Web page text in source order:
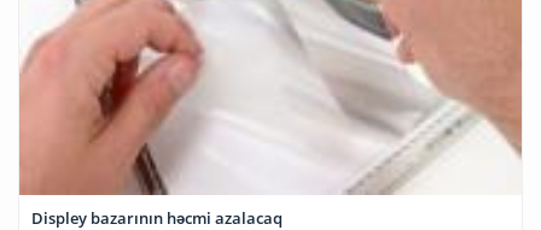
Displey bazarının həcmi azalacaq